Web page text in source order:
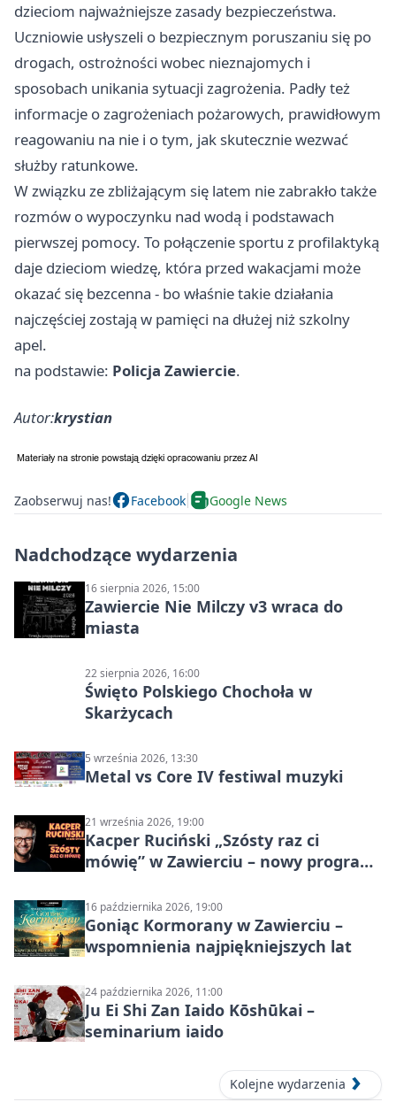
dzieciom najważniejsze zasady bezpieczeństwa.
Uczniowie usłyszeli o bezpiecznym poruszaniu się po
drogach, ostrożności wobec nieznajomych i
sposobach unikania sytuacji zagrożenia. Padły też
informacje o zagrożeniach pożarowych, prawidłowym
reagowaniu na nie i o tym, jak skutecznie wezwać
służby ratunkowe.
W związku ze zbliżającym się latem nie zabrakło także
rozmów o wypoczynku nad wodą i podstawach
pierwszej pomocy. To połączenie sportu z profilaktyką
daje dzieciom wiedzę, która przed wakacjami może
okazać się bezcenna - bo właśnie takie działania
najczęściej zostają w pamięci na dłużej niż szkolny
apel.
na podstawie: Policja Zawiercie.
Autor:krystian
Zaobserwuj nas! Facebook Google News
Nadchodzące wydarzenia
16 sierpnia 2026, 15:00
Zawiercie Nie Milczy v3 wraca do
miasta
22 sierpnia 2026, 16:00
Święto Polskiego Chochoła w
Skarżycach
5 września 2026, 13:30
Metal vs Core IV festiwal muzyki
21 września 2026, 19:00
Kacper Ruciński „Szósty raz ci
mówię” w Zawierciu – nowy program
16 października 2026, 19:00
Goniąc Kormorany w Zawierciu –
wspomnienia najpiękniejszych lat
24 października 2026, 11:00
Ju Ei Shi Zan Iaido Kōshūkai –
seminarium iaido
Kolejne wydarzenia